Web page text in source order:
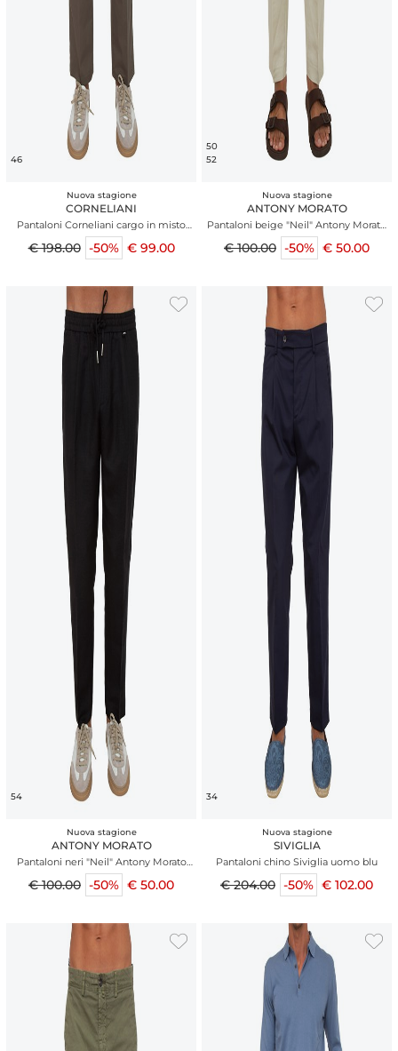
46
Nuova stagione
CORNELIANI
Pantaloni Corneliani cargo in misto
cotone
€ 198.00 -50% € 99.00
50
52
Nuova stagione
ANTONY MORATO
Pantaloni beige "Neil" Antony Morato
misto lino
€ 100.00 -50% € 50.00
54
Nuova stagione
ANTONY MORATO
Pantaloni neri "Neil" Antony Morato
misto lino
€ 100.00 -50% € 50.00
34
Nuova stagione
SIVIGLIA
Pantaloni chino Siviglia uomo blu
€ 204.00 -50% € 102.00